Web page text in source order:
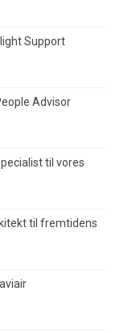
Support
Advisor
til vores
til fremtidens